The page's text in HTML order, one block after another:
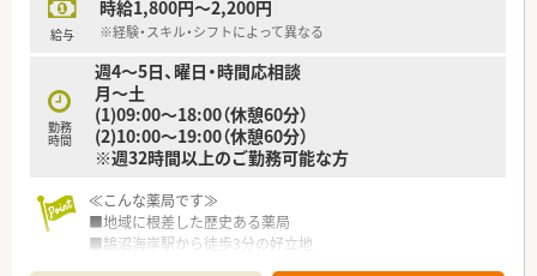
給与
時給1,800円～2,200円
※経験・スキル・シフトによって異なる
勤務
時間
週4～5日、曜日・時間応相談
月～土
(1)09:00～18:00（休憩60分）
(2)10:00～19:00（休憩60分）
※週32時間以上のご勤務可能な方
≪こんな薬局です≫
■地域に根差した歴史ある薬局
■鵠沼海岸駅から徒歩3分の好立地